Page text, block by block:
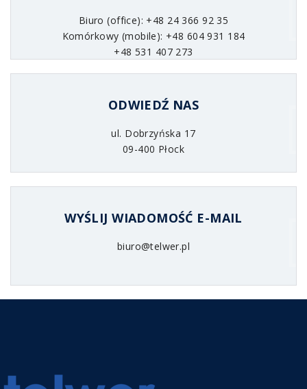
Biuro (office): +48 24 366 92 35
Komórkowy (mobile): +48 604 931 184
+48 531 407 273
ODWIEDŹ NAS
ul. Dobrzyńska 17
09-400 Płock
WYŚLIJ WIADOMOŚĆ E-MAIL
biuro@telwer.pl